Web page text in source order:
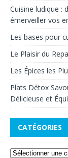
Cuisine ludique :
émerveiller vos
Les bases pour
Le Plaisir du
Les Épices les
Plats Détox
Délicieuse et
CATÉGORIES